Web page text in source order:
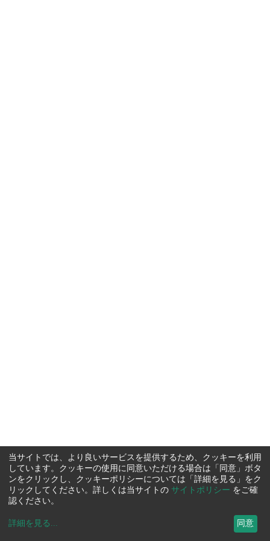
当サイトでは、より良いサービスを提供するため、クッキーを利用
しています。クッキーの使用に同意いただける場合は「同意」ボタ
ンをクリックし、クッキーポリシーについては「詳細を見る」をク
リックしてください。詳しくは当サイトの サイトポリシー をご確
認ください。
詳細を見る ... 同意